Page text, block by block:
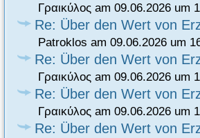
Γραικύλος am 09.06.2026 um
Re: Über den Wert von
Patroklos am 09.06.2026 um
Re: Über den Wert von
Γραικύλος am 09.06.2026 um
Re: Über den Wert von
Γραικύλος am 09.06.2026 um
Re: Über den Wert von